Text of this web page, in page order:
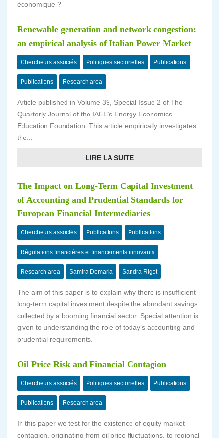
économique ?
Renewable generation and network congestion:
an empirical analysis of Italian Power Market
Chercheurs associés Politiques sectorielles Publications
Publications Research area
Article published in Volume 39, Special Issue 2 of The
Quarterly Journal of the IAEE’s Energy Economics
Education Foundation. This article empirically investigates
the...
LIRE LA SUITE
The Impact on Long-Term Capital Investment
of Accounting and Prudential Standards for
European Financial Intermediaries
Chercheurs associés Publications Publications
Régulations financières et financements innovants
Research area Samira Demaria Sandra Rigot
The aim of this paper is to explain why there is insufficient
long-term capital investment despite the abundant savings
collected by a booming financial sector. Special attention is
given to understanding the role of today’s accounting and
prudential requirements.
Oil Price Risk and Financial Contagion
Chercheurs associés Politiques sectorielles Publications
Publications Research area
In this paper we test for the existence of equity market
contagion, originating from oil price fluctuations, to regional